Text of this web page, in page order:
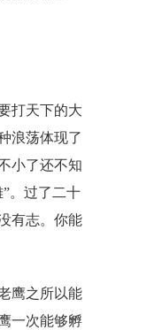
打天下的大
浪荡体现了
小了还不知
。过了二十
有志。你能
鹰之所以能
一次能够孵